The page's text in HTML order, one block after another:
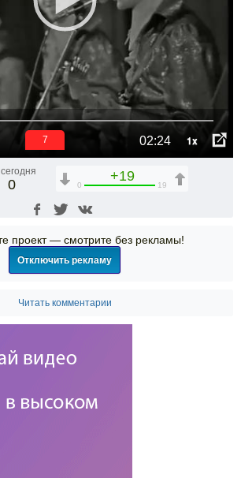
02:24 1x
6
0
+19
0 19
проект — смотрите без рекламы!
Отключить рекламу
Читать комментарии